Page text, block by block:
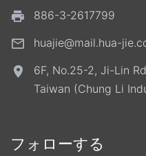
886-3-2617799
huajie@mail.hua-
6F, No.25-2, Ji-Lin
Taiwan (Chung Li
フォローする